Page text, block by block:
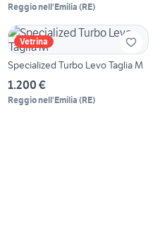
Reggio nell'Emilia (RE)
Vetrina
Specialized Turbo Levo Taglia M
1.200 €
Reggio nell'Emilia (RE)